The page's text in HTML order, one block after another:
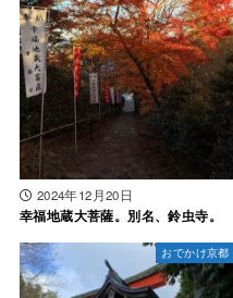
2024年12月20日
幸福地蔵大菩薩。別名、鈴虫寺。
おでかけ京都